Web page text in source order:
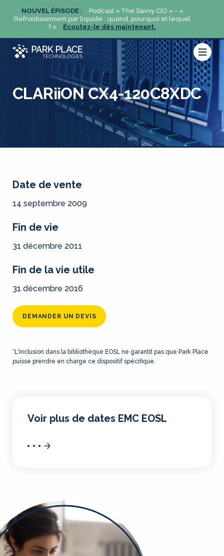
NOUVEL ÉPISODE :
Podcast « The Savvy CIO » - «
Refroidissement par liquide : quand, pourquoi et lequel
? »
Écoutez-le dès maintenant.
CLARiiON CX4-120C8XDC
Date de vente
14 septembre 2009
Fin de vie
31 décembre 2011
Fin de la vie utile
31 décembre 2016
DEMANDER UN DEVIS
*L'inclusion dans la bibliothèque EOSL ne garantit pas que Park Place
puisse prendre en charge ce dispositif spécifique.
Voir plus de dates EMC EOSL